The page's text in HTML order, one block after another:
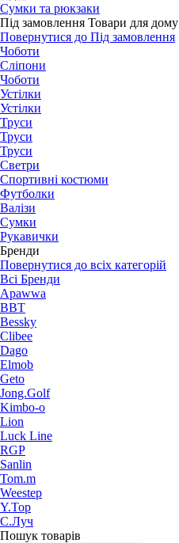
Сумки та рюкзаки
Під замовлення Товари для дому
Повернутися до Під замовлення
Чоботи
Сліпони
Чоботи
Устілки
Устілки
Труси
Труси
Труси
Светри
Спортивні костюми
Футболки
Валізи
Сумки
Рукавички
Бренди
Повернутися до всіх категорій
Всі Бренди
Apawwa
BBT
Bessky
Clibee
Dago
Elmob
Geto
Jong.Golf
Kimbo-o
Lion
Luck Line
RGP
Sanlin
Tom.m
Weestep
Y.Top
С.Луч
Пошук товарів